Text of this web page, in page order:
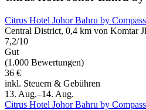
Citrus Hotel Johor Bahru by
Central District, 0,4 km von Komtar
7,2/10
Gut
(1.000 Bewertungen)
36 €
inkl. Steuern & Gebühren
13. Aug.–14. Aug.
Citrus Hotel Johor Bahru by